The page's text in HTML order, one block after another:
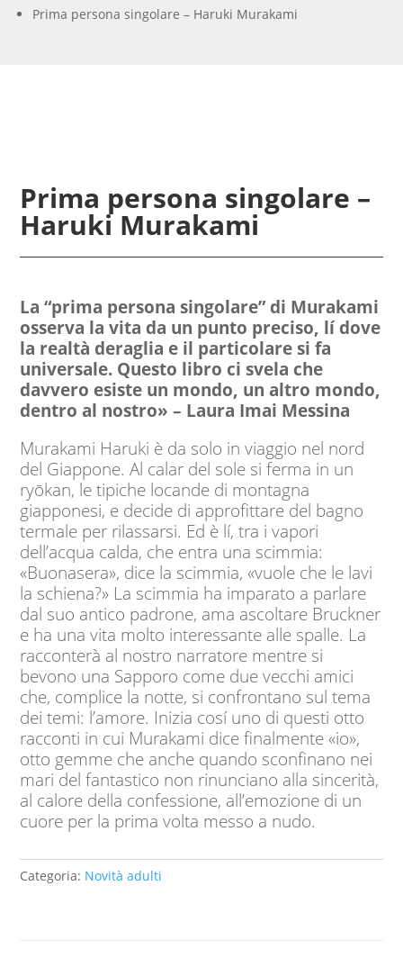
Prima persona singolare – Haruki Murakami
Prima persona singolare –
Haruki Murakami
La “prima persona singolare” di Murakami
osserva la vita da un punto preciso, lí dove
la realtà deraglia e il particolare si fa
universale. Questo libro ci svela che
davvero esiste un mondo, un altro mondo,
dentro al nostro» – Laura Imai Messina
Murakami Haruki è da solo in viaggio nel nord
del Giappone. Al calar del sole si ferma in un
ryōkan, le tipiche locande di montagna
giapponesi, e decide di approfittare del bagno
termale per rilassarsi. Ed è lí, tra i vapori
dell’acqua calda, che entra una scimmia:
«Buonasera», dice la scimmia, «vuole che le lavi
la schiena?» La scimmia ha imparato a parlare
dal suo antico padrone, ama ascoltare Bruckner
e ha una vita molto interessante alle spalle. La
racconterà al nostro narratore mentre si
bevono una Sapporo come due vecchi amici
che, complice la notte, si confrontano sul tema
dei temi: l’amore. Inizia cosí uno di questi otto
racconti in cui Murakami dice finalmente «io»,
otto gemme che anche quando sconfinano nei
mari del fantastico non rinunciano alla sincerità,
al calore della confessione, all’emozione di un
cuore per la prima volta messo a nudo.
Categoria: Novità adulti